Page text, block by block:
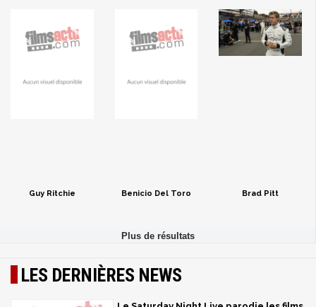
Guy Ritchie Benicio Del Toro Brad Pitt
LES DERNIÈRES NEWS